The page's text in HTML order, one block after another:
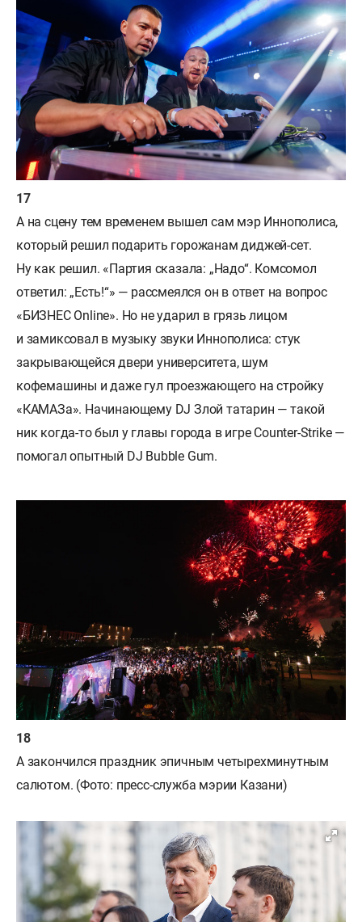
А на сцену тем временем вышел сам мэр Иннополиса,
который решил подарить горожанам диджей-сет.
Ну как решил. «Партия сказала: „Надо“. Комсомол
ответил: „Есть!“» — рассмеялся он в ответ на вопрос
«БИЗНЕС Online». Но не ударил в грязь лицом
и замиксовал в музыку звуки Иннополиса: стук
закрывающейся двери университета, шум
кофемашины и даже гул проезжающего на стройку
«КАМАЗа». Начинающему DJ Злой татарин — такой
ник когда-то был у главы города в игре Counter-Strike —
помогал опытный DJ Bubble Gum.
А закончился праздник эпичным четырехминутным
салютом. (Фото: пресс-служба мэрии Казани)